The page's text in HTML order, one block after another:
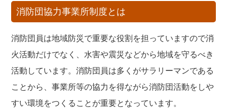
消防団協力事業所制度とは
消防団員は地域防災で重要な役割を担っていますので消
火活動だけでなく、水害や震災などから地域を守るべき
活動しています。消防団員は多くがサラリーマンである
ことから、事業所等の協力を得ながら消防団活動をしや
すい環境をつくることが重要となっています。